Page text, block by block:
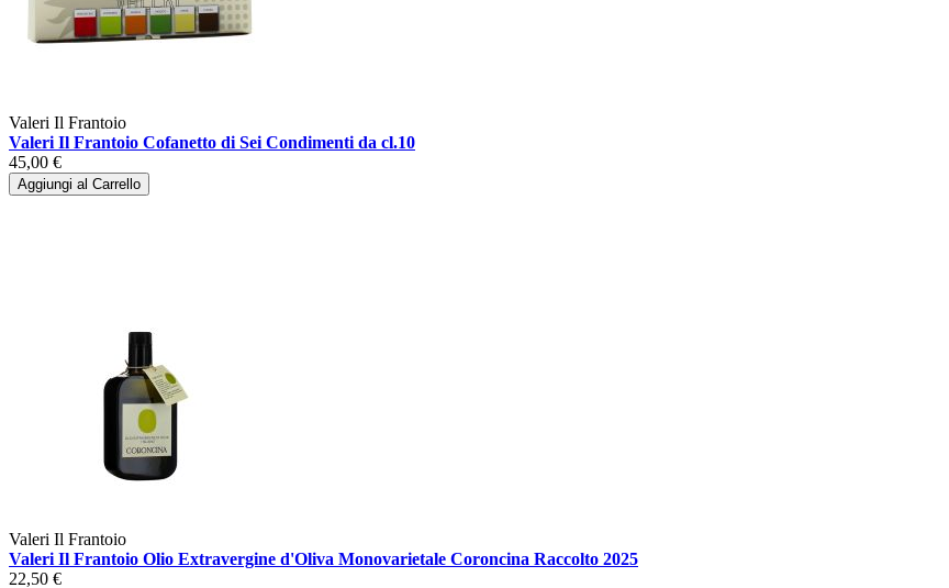
Valeri Il Frantoio
Valeri Il Frantoio Cofanetto di Sei Condimenti da cl.10
45,00 €
Aggiungi al Carrello
Valeri Il Frantoio
Valeri Il Frantoio Olio Extravergine d'Oliva Monovarietale Coroncina Raccolto 2025
22,50 €